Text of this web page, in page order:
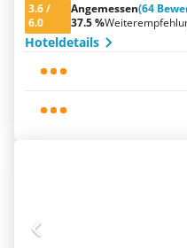
3.6/
6.0
Angemessen(64
37.5 %
Hoteldetails